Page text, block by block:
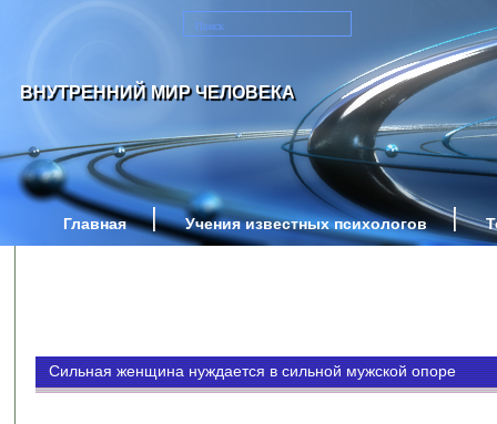
ВНУТРЕННИЙ МИР ЧЕЛОВЕКА
Главная Учения известных психологов
Сильная женщина нуждается в сильной мужской опоре